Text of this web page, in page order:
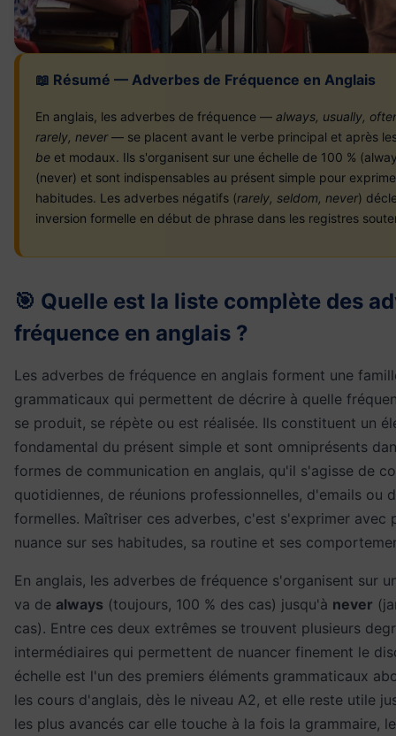
📖 Résumé — Adverbes de Fréquence en Anglais
En anglais, les adverbes de fréquence — always, usually,
rarely, never— se placent avant le verbe principal et après
be et modaux. Ils s'organisent sur une échelle de 100 %
(never) et sont indispensables au présent simple pour
habitudes. Les adverbes négatifs (rarely, seldom, never)
inversion formelle en début de phrase dans les registres
🎯 Quelle est la liste complète des
fréquence en anglais ?
Les adverbes de fréquence en anglais forment une
grammaticaux qui permettent de décrire à quelle
se produit, se répète ou est réalisée. Ils constituent un
fondamental du présent simple et sont omniprésents
formes de communication en anglais, qu'il s'agisse de
quotidiennes, de réunions professionnelles, d'emails ou
formelles. Maîtriser ces adverbes, c'est s'exprimer avec
nuance sur ses habitudes, sa routine et ses
En anglais, les adverbes de fréquence s'organisent sur
va de always (toujours, 100 % des cas) jusqu'à never
cas). Entre ces deux extrêmes se trouvent plusieurs
intermédiaires qui permettent de nuancer finement le
échelle est l'un des premiers éléments grammaticaux
les cours d'anglais, dès le niveau A2, et elle reste utile
les plus avancés car elle touche à la fois la grammaire,